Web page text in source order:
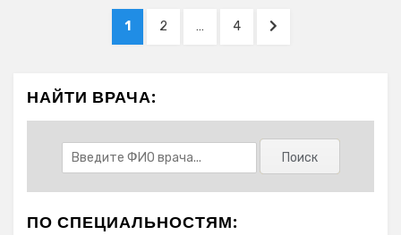
ПагинацияPAGE
1 PAGE
2 … PAGE
4
NEXT
НАЙТИ ВРАЧА:
ПО СПЕЦИАЛЬНОСТЯМ: